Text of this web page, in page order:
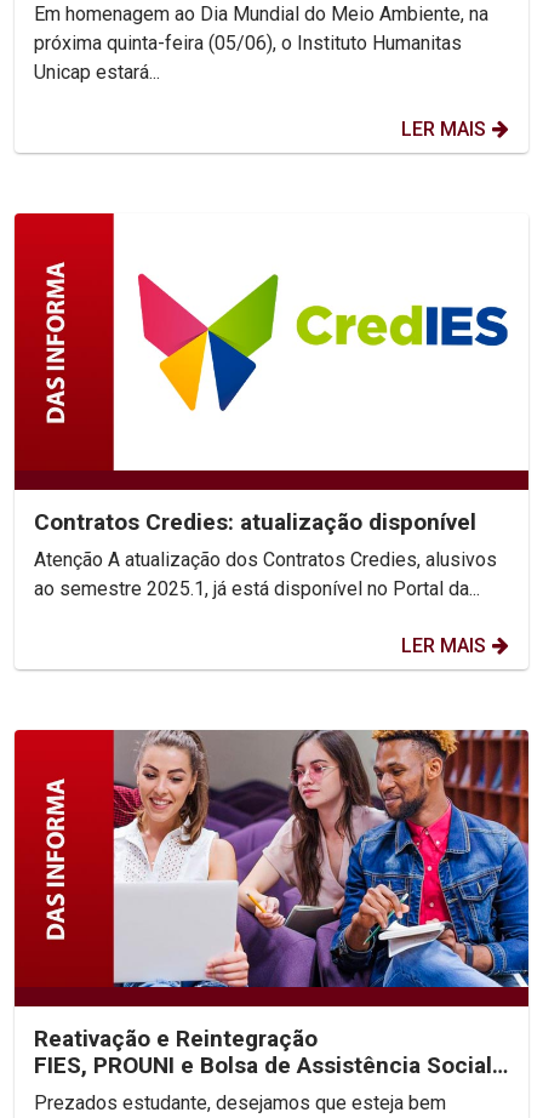
Em homenagem ao Dia Mundial do Meio Ambiente, na
próxima quinta-feira (05/06), o Instituto Humanitas
Unicap estará...
LER MAIS
Contratos Credies: atualização disponível
Atenção A atualização dos Contratos Credies, alusivos
ao semestre 2025.1, já está disponível no Portal da...
LER MAIS
Reativação e Reintegração
FIES, PROUNI e Bolsa de Assistência Social
2025.2
Prezados estudante, desejamos que esteja bem